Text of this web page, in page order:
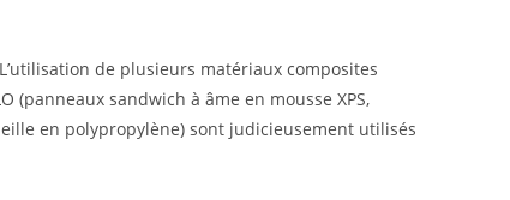
de plusieurs matériaux composites
(panneaux sandwich à âme en mousse XPS,
en polypropylène) sont judicieusement utilisés